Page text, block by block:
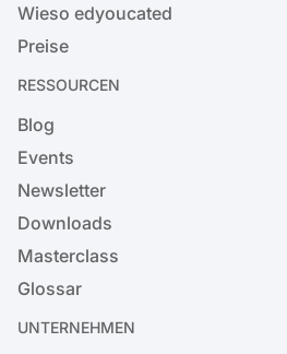
Wieso edyoucated
Preise
RESSOURCEN
Blog
Events
Newsletter
Downloads
Masterclass
Glossar
UNTERNEHMEN